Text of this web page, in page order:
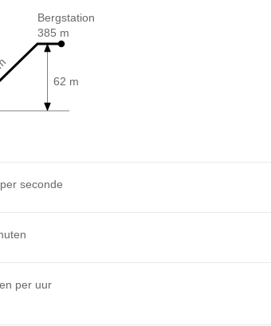
Bergstation
385 m
62 m
seconde
per uur